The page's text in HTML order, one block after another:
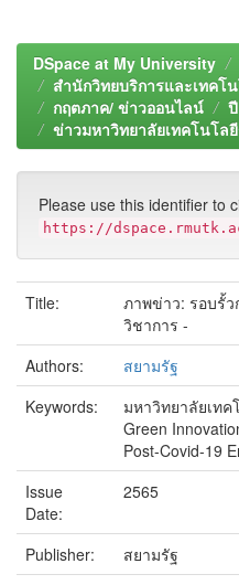
DSpace at My University
สำนักวิทยบริการและเทคโ
กฤตภาค/ ข่าวออนไลน์
ข่าวมหาวิทยาลัยเทคโนโล
Please use this identifier to
https://
Title:
ภาพข่าว: รอบรั้ว
วิชาการ -
Authors:
สยามรัฐ
Keywords:
มหาวิทยาลัยเท
Green
Post-Covid-19
Issue
Date:
2565
Publisher:
สยามรัฐ